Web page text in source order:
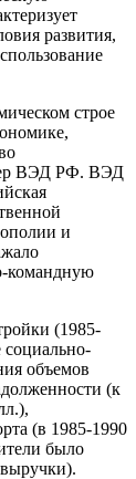
развития,
строе
ВЭД РФ. ВЭД
и
командную
(1985-
социально-
объемов
(к
(в 1985-1990
было